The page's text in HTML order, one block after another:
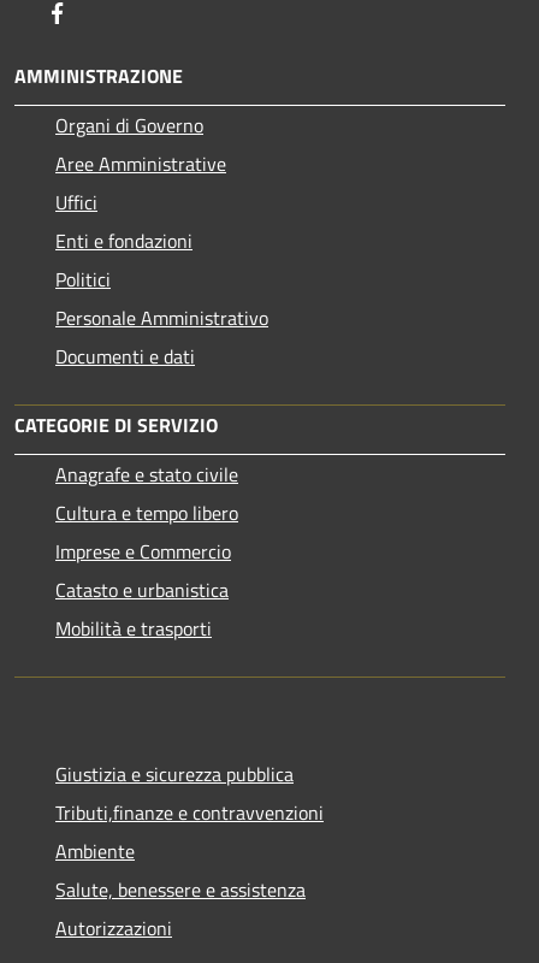
AMMINISTRAZIONE
Organi di Governo
Aree Amministrative
Uffici
Enti e fondazioni
Politici
Personale Amministrativo
Documenti e dati
CATEGORIE DI SERVIZIO
Anagrafe e stato civile
Cultura e tempo libero
Imprese e Commercio
Catasto e urbanistica
Mobilità e trasporti
Giustizia e sicurezza pubblica
Tributi,finanze e contravvenzioni
Ambiente
Salute, benessere e assistenza
Autorizzazioni